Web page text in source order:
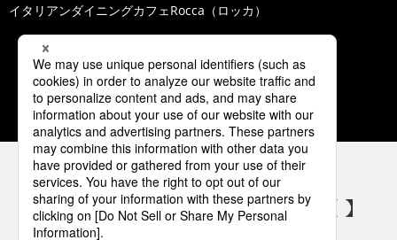
イタリアンダイニングカフェRocca（ロッカ）
1 2 3 4 5
パナソニックの電気設備 SNSアカウント